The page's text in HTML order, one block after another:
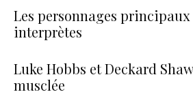
Les personnages principaux
interprètes
Luke Hobbs et Deckard
musclée